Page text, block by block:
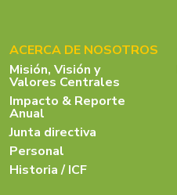
ACERCA DE NOSOTROS
Misión, Visión y
Valores Centrales
Impacto & Reporte
Anual
Junta directiva
Personal
Historia / ICF